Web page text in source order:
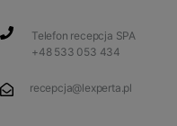
Telefon recepcja SPA
+48 533 053 434
recepcja@lexperta.pl